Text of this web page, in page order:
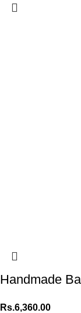
Handmade
Rs.6,360.00